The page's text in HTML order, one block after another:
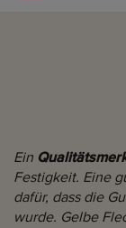
Ein
Festigkeit. Eine
dafür, dass die
wurde. Gelbe